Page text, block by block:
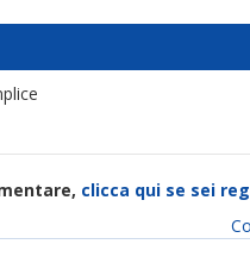
clicca qui se sei